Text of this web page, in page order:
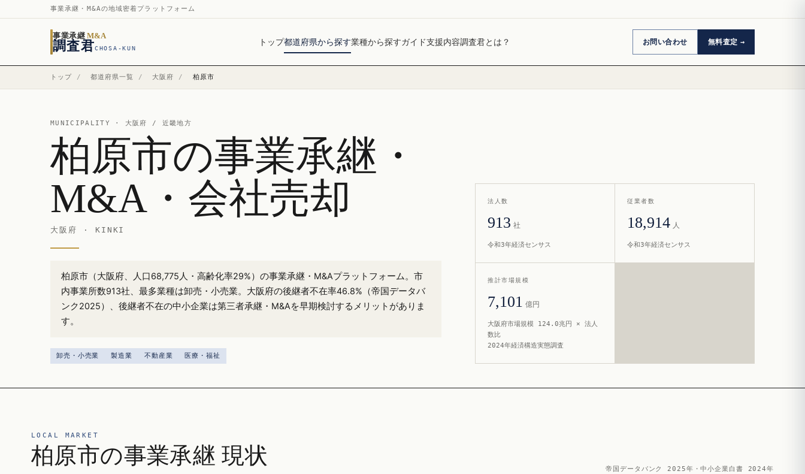
事業承継・M&Aの地域密着プラットフォーム
事業承継 M&A
調査君CHOSA-KUN
トップ都道府県から探す業種から探すガイド支援内容調査君とは？ お問い合わせ 無料査定
トップ / 都道府県一覧 / 大阪府 / 柏原市
MUNICIPALITY · 大阪府 / 近畿地方
柏原市の事業承継・
M&A・会社売却
大阪府 · KINKI
柏原市（大阪府、人口68,775人・高齢化率29%）の事業承継・M&Aプラットフォーム。市
内事業所数913社、最多業種は卸売・小売業。大阪府の後継者不在率46.8%（帝国データバ
ンク2025）、後継者不在の中小企業は第三者承継・M&Aを早期検討するメリットがありま
す。
卸売・小売業 製造業 不動産業 医療・福祉
法人数
913 社
令和3年経済センサス
従業者数
18,914 人
令和3年経済センサス
推計市場規模
7,101 億円
大阪府市場規模 124.0兆円 × 法人
数比
2024年経済構造実態調査
LOCAL MARKET
柏原市の事業承継 現状
帝国データバンク 2025年・中小企業白書 2024年